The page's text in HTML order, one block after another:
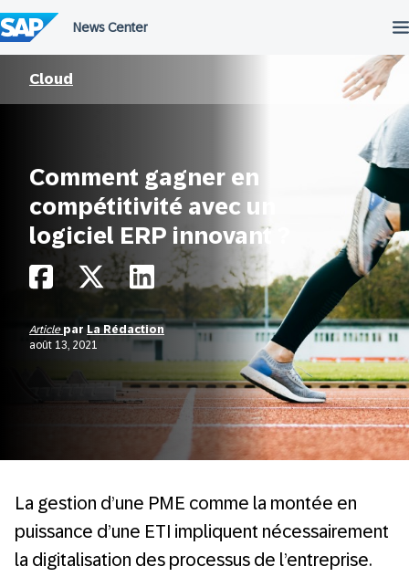
au
contenu
Cloud
Comment gagner en
compétitivité avec un
logiciel ERP innovant ?
Article parLa Rédaction
août 13, 2021
La gestion d’une PME comme la montée en
puissance d’une ETI impliquent nécessairement
la digitalisation des processus de l’entreprise.